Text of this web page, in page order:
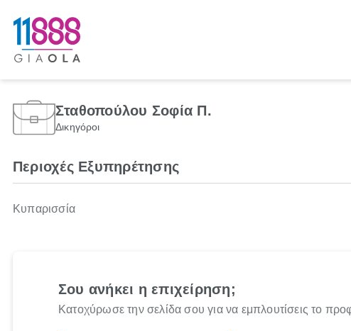
Σταθοπούλου Σοφία Π.
Δικηγόροι
Περιοχές Εξυπηρέτησης
Κυπαρισσία
Σου ανήκει η επιχείρηση;
Κατοχύρωσε την σελίδα σου για να εμπλουτίσεις το